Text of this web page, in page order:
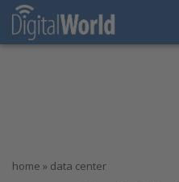
home » data center